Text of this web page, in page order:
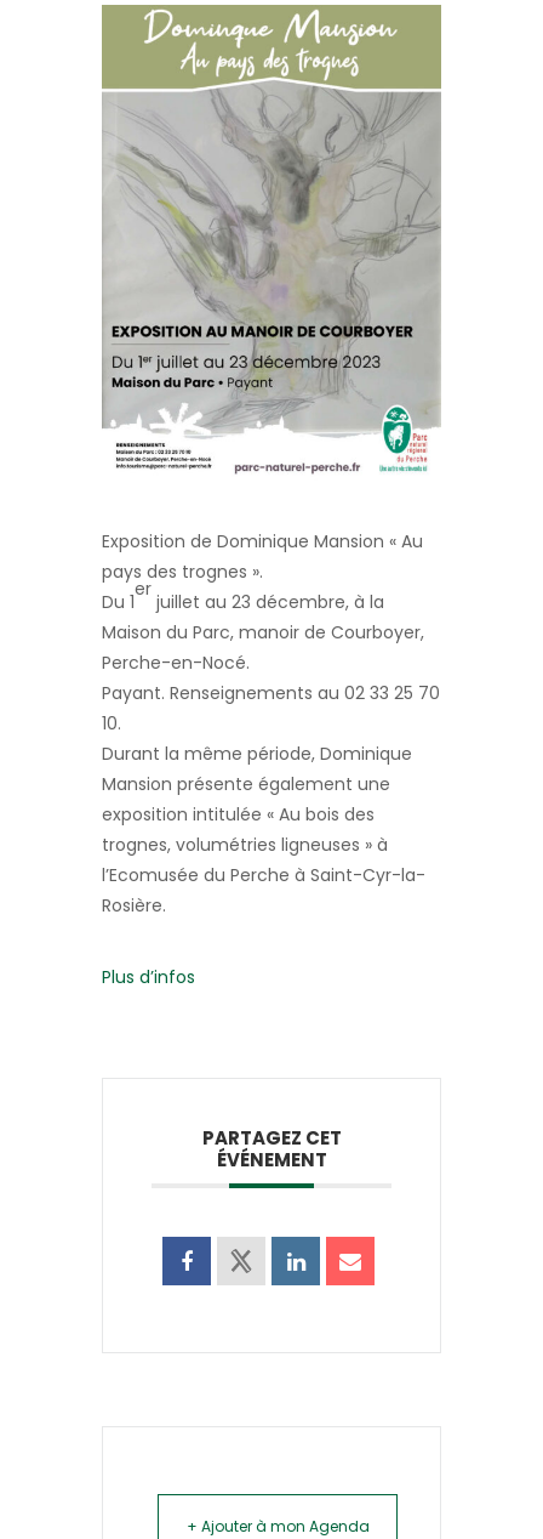
Exposition de Dominique Mansion « Au
pays des trognes ».
Du 1
er
juillet au 23 décembre, à la
Maison du Parc, manoir de Courboyer,
Perche-en-Nocé.
Payant. Renseignements au 02 33 25 70
10.
Durant la même période, Dominique
Mansion présente également une
exposition intitulée « Au bois des
trognes, volumétries ligneuses » à
l’Ecomusée du Perche à Saint-Cyr-la-
Rosière.
Plus d’infos
PARTAGEZ CET
ÉVÉNEMENT
+ Ajouter à mon Agenda